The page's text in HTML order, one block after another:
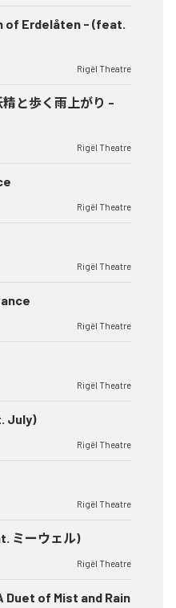
of Erdelåten - (feat.
Rigël Theatre
と歩く雨上がり -
Rigël Theatre
Rigël Theatre
Rigël Theatre
Rigël Theatre
Rigël Theatre
July)
Rigël Theatre
Rigël Theatre
ミーウェル)
Rigël Theatre
Duet of Mist and Rain